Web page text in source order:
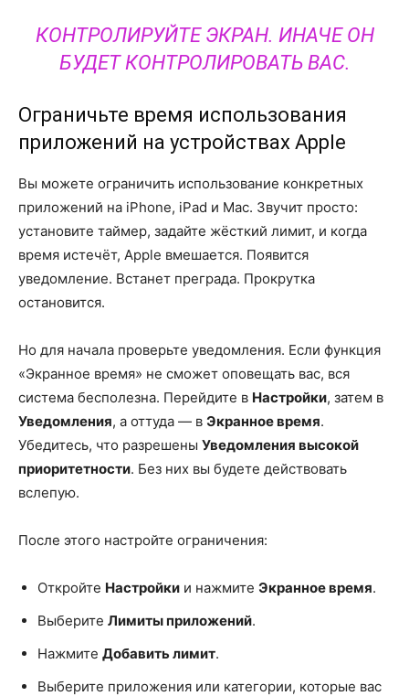
КОНТРОЛИРУЙТЕ ЭКРАН. ИНАЧЕ ОН
БУДЕТ КОНТРОЛИРОВАТЬ ВАС.
Ограничьте время использования
приложений на устройствах Apple
Вы можете ограничить использование конкретных
приложений на iPhone, iPad и Mac. Звучит просто:
установите таймер, задайте жёсткий лимит, и когда
время истечёт, Apple вмешается. Появится
уведомление. Встанет преграда. Прокрутка
остановится.
Но для начала проверьте уведомления. Если функция
«Экранное время» не сможет оповещать вас, вся
система бесполезна. Перейдите в Настройки, затем в
Уведомления, а оттуда — в Экранное время.
Убедитесь, что разрешены Уведомления высокой
приоритетности. Без них вы будете действовать
вслепую.
После этого настройте ограничения:
Откройте Настройки и нажмите Экранное время.
Выберите Лимиты приложений.
Нажмите Добавить лимит.
Выберите приложения или категории, которые вас